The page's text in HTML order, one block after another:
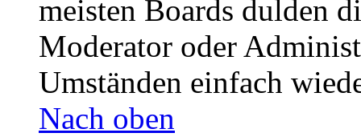
meisten Boards dulden
Moderator oder
Umständen einfach
Nach oben